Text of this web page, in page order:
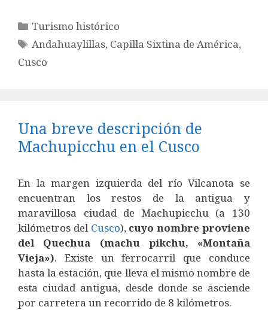
Categorías
Turismo histórico
Etiquetas
Andahuaylillas, Capilla Sixtina de América,
Cusco
Una breve descripción de
Machupicchu en el Cusco
En la margen izquierda del río Vilcanota se
encuentran los restos de la antigua y
maravillosa ciudad de Machupicchu (a 130
kilómetros del Cusco), cuyo nombre proviene
del Quechua (machu pikchu, «Montaña
Vieja»). Existe un ferrocarril que conduce
hasta la estación, que lleva el mismo nombre de
esta ciudad antigua, desde donde se asciende
por carretera un recorrido de 8 kilómetros.